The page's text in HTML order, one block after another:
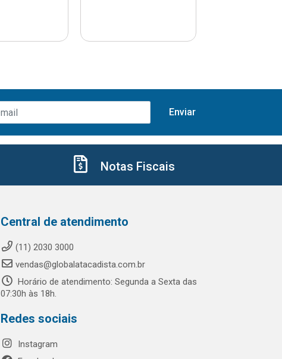
Notas Fiscais
Central de atendimento
(11) 2030 3000
vendas@globalatacadista.com.br
Horário de atendimento: Segunda a Sexta das
07:30h às 18h.
Redes sociais
Instagram